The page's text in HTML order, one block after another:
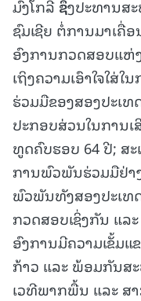
ມົງໂກລີ ຊຶ່ງປະທານສ
ຊົມເຊີຍ ຕໍ່ການມາເຄື່
ອົງການກວດສອບແຫ່
ເຖິງຄວາມເອົາໃຈໃສ່
ຮ່ວມມືຂອງສອງປະເທ
ປະກອບສ່ວນໃນການ
ທູດຄົບຮອບ 64 ປີ; ສ
ການພົວພັນຮ່ວມມືຢ່າ
ພົວພັນທັງສອງປະເທ
ກວດສອບເຊິ່ງກັນ ແລ
ອົງການມີຄວາມເຂັ້ມ
ກ້າວ ແລະ ພ້ອມກັນສ
ເວທີພາກພື້ນ ແລະ ສ